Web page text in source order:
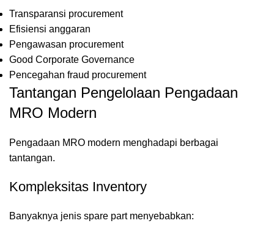
Transparansi procurement
Efisiensi anggaran
Pengawasan procurement
Good Corporate Governance
Pencegahan fraud procurement
Tantangan Pengelolaan Pengadaan
MRO Modern
Pengadaan MRO modern menghadapi berbagai
tantangan.
Kompleksitas Inventory
Banyaknya jenis spare part menyebabkan: